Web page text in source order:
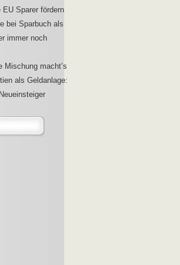
Sparer fördern
bei Sparbuch als
immer noch
Mischung macht’s
als Geldanlage: